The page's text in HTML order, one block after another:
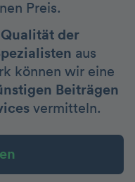
Preis.
der
aus
können wir eine
Beiträgen
vermitteln.